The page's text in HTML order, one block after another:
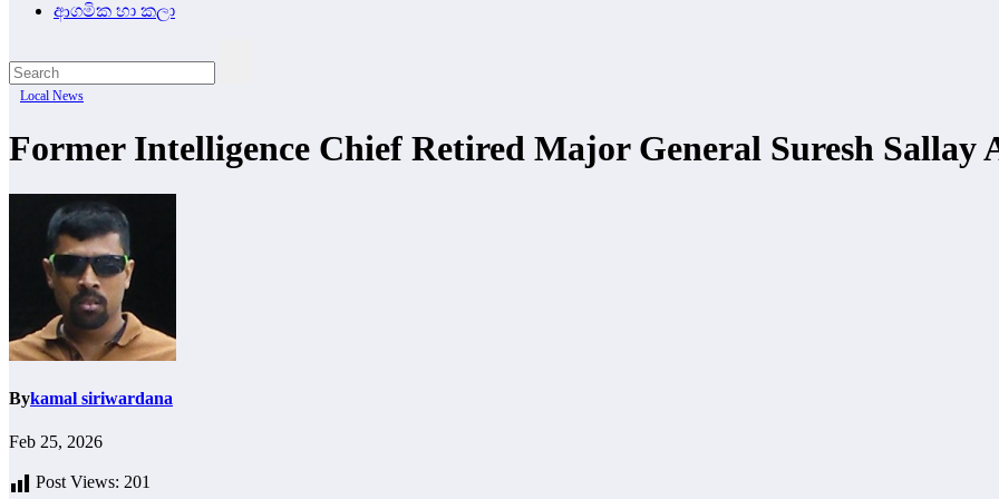
ආගමික හා කලා
Local News
Former Intelligence Chief Retired Major General Suresh Sallay
Bykamal siriwardana
Feb 25, 2026
Post Views: 201